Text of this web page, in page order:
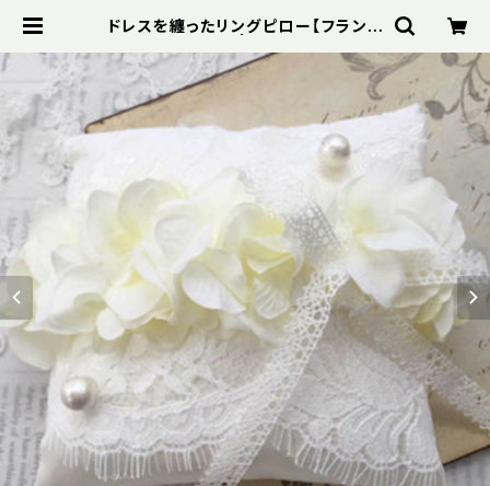
ドレスを纏ったリングピロー【フランス
ディング